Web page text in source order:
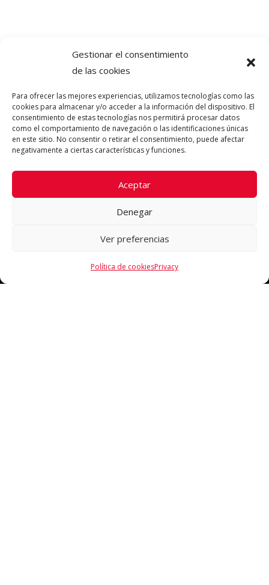
Gestionar el consentimiento
de las cookies
Para ofrecer las mejores experiencias, utilizamos tecnologías como las
cookies para almacenar y/o acceder a la información del dispositivo. El
consentimiento de estas tecnologías nos permitirá procesar datos
como el comportamiento de navegación o las identificaciones únicas
en este sitio. No consentir o retirar el consentimiento, puede afectar
negativamente a ciertas características y funciones.
Aceptar
Denegar
Ver preferencias
Política de cookiesPrivacy